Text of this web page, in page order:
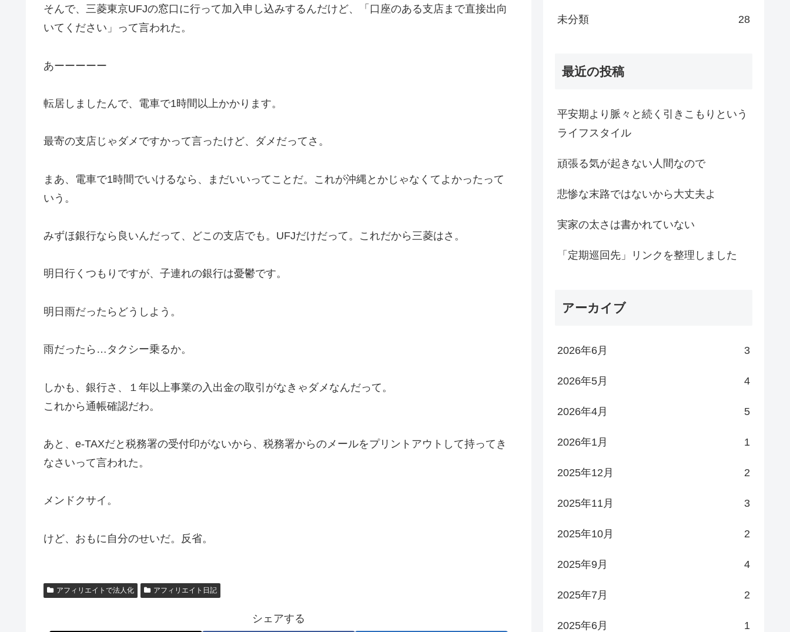
そんで、三菱東京UFJの窓口に行って加入申し込みするんだけど、「口座のある支店まで直接出向
いてください」って言われた。
あーーーーー
転居しましたんで、電車で1時間以上かかります。
最寄の支店じゃダメですかって言ったけど、ダメだってさ。
まあ、電車で1時間でいけるなら、まだいいってことだ。これが沖縄とかじゃなくてよかったって
いう。
みずほ銀行なら良いんだって、どこの支店でも。UFJだけだって。これだから三菱はさ。
明日行くつもりですが、子連れの銀行は憂鬱です。
明日雨だったらどうしよう。
雨だったら…タクシー乗るか。
しかも、銀行さ、１年以上事業の入出金の取引がなきゃダメなんだって。
これから通帳確認だわ。
あと、e-TAXだと税務署の受付印がないから、税務署からのメールをプリントアウトして持ってき
なさいって言われた。
メンドクサイ。
けど、おもに自分のせいだ。反省。
アフィリエイトで法人化 アフィリエイト日記
シェアする
未分類 28
最近の投稿
平安期より脈々と続く引きこもりという
ライフスタイル
頑張る気が起きない人間なので
悲惨な末路ではないから大丈夫よ
実家の太さは書かれていない
「定期巡回先」リンクを整理しました
アーカイブ
2026年6月 3
2026年5月 4
2026年4月 5
2026年1月 1
2025年12月 2
2025年11月 3
2025年10月 2
2025年9月 4
2025年7月 2
2025年6月 1